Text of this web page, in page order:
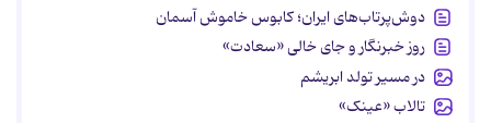
دوش‌پرتاب‌های ایران؛ کابوس خاموش آسمان
روز خبرنگار و جای خالی «سعادت»
در مسیر تولد ابریشم
تالاب «عینک»